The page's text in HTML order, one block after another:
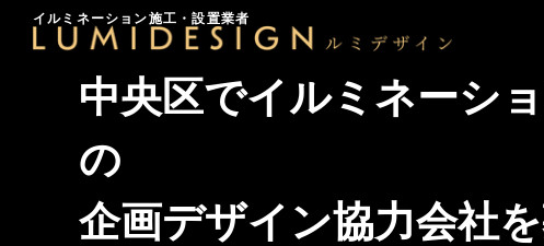
イルミネーション施工・設置業者
中央区の
イルミネーション企画デザインパート
商業施設・ホテル・自治体イベントな
イル
中央区でイルミネーシ
の
企画デザイン協力会社